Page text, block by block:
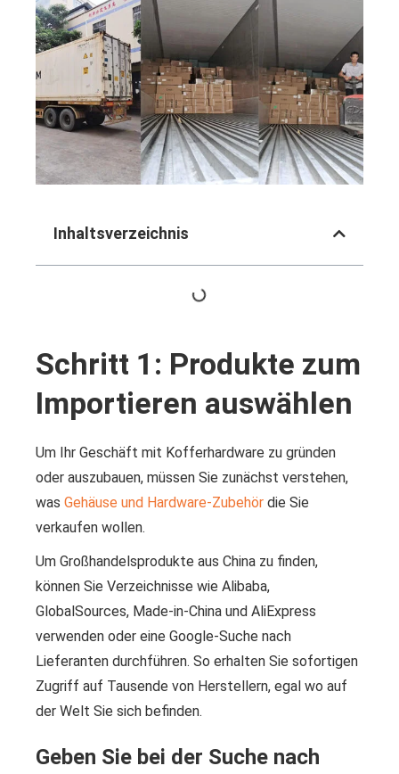
Inhaltsverzeichnis
Schritt 1: Produkte zum
Importieren auswählen
Um Ihr Geschäft mit Kofferhardware zu gründen
oder auszubauen, müssen Sie zunächst verstehen,
was Gehäuse und Hardware-Zubehör die Sie
verkaufen wollen.
Um Großhandelsprodukte aus China zu finden,
können Sie Verzeichnisse wie Alibaba,
GlobalSources, Made-in-China und AliExpress
verwenden oder eine Google-Suche nach
Lieferanten durchführen. So erhalten Sie sofortigen
Zugriff auf Tausende von Herstellern, egal wo auf
der Welt Sie sich befinden.
Geben Sie bei der Suche nach